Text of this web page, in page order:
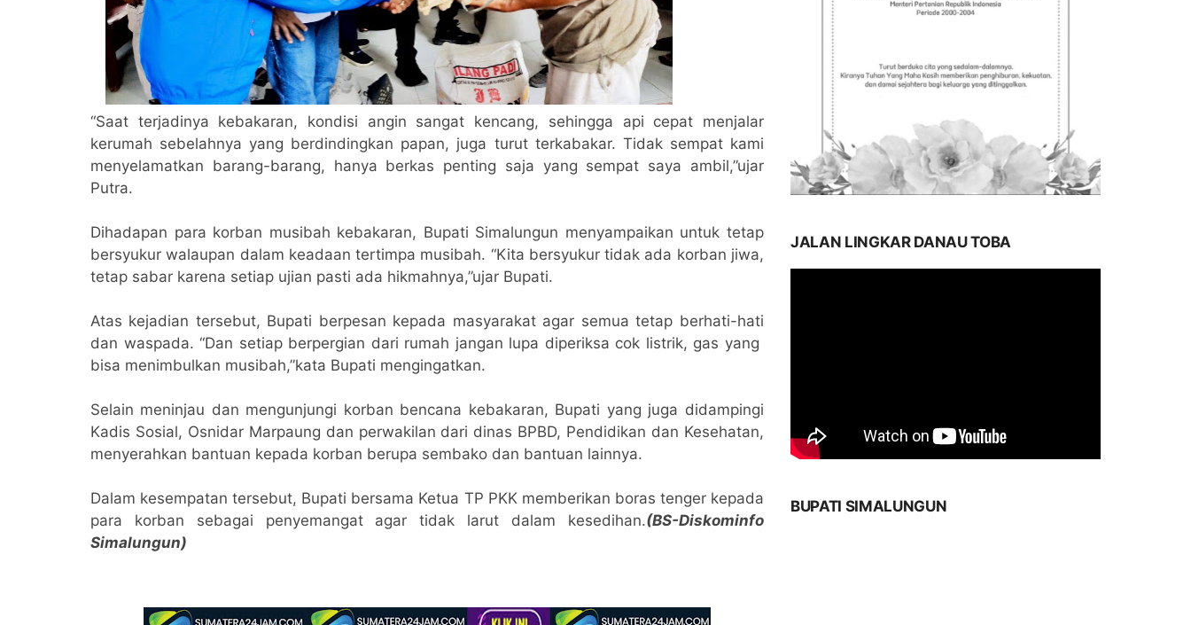
“Saat terjadinya kebakaran, kondisi angin sangat kencang, sehingga api cepat menjalar
kerumah sebelahnya yang berdindingkan papan, juga turut terkabakar. Tidak sempat kami
menyelamatkan barang-barang, hanya berkas penting saja yang sempat saya ambil,”ujar
Putra.
Dihadapan para korban musibah kebakaran, Bupati Simalungun menyampaikan untuk tetap
bersyukur walaupan dalam keadaan tertimpa musibah. “Kita bersyukur tidak ada korban jiwa,
tetap sabar karena setiap ujian pasti ada hikmahnya,”ujar Bupati.
Atas kejadian tersebut, Bupati berpesan kepada masyarakat agar semua tetap berhati-hati
dan waspada. “Dan setiap berpergian dari rumah jangan lupa diperiksa cok listrik, gas yang
bisa menimbulkan musibah,”kata Bupati mengingatkan.
Selain meninjau dan mengunjungi korban bencana kebakaran, Bupati yang juga didampingi
Kadis Sosial, Osnidar Marpaung dan perwakilan dari dinas BPBD, Pendidikan dan Kesehatan,
menyerahkan bantuan kepada korban berupa sembako dan bantuan lainnya.
Dalam kesempatan tersebut, Bupati bersama Ketua TP PKK memberikan boras tenger kepada
para korban sebagai penyemangat agar tidak larut dalam kesedihan.(BS-Diskominfo
Simalungun)
JALAN LINGKAR DANAU TOBA
BUPATI SIMALUNGUN